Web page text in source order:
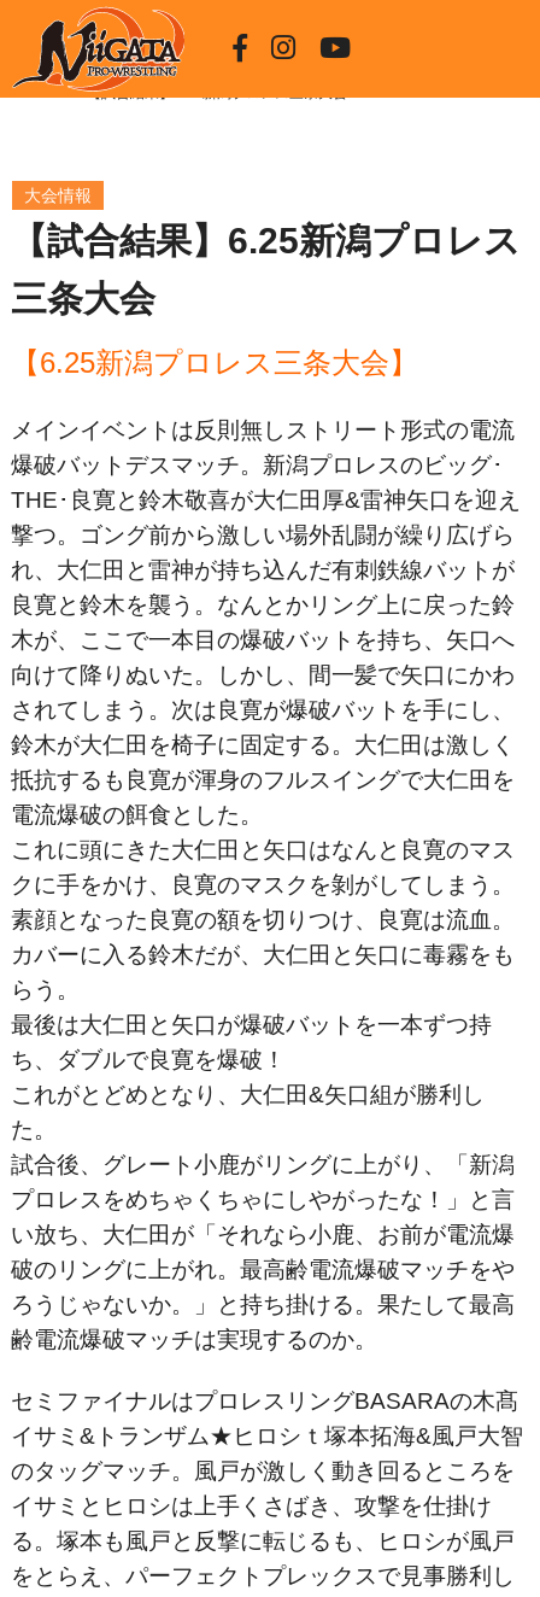
HOME 【試合結果】6.25新潟プロレス三条大会
大会情報
【試合結果】6.25新潟プロレス
三条大会
【6.25新潟プロレス三条大会】
メインイベントは反則無しストリート形式の電流
爆破バットデスマッチ。新潟プロレスのビッグ･
THE･良寛と鈴木敬喜が大仁田厚&雷神矢口を迎え
撃つ。ゴング前から激しい場外乱闘が繰り広げら
れ、大仁田と雷神が持ち込んだ有刺鉄線バットが
良寛と鈴木を襲う。なんとかリング上に戻った鈴
木が、ここで一本目の爆破バットを持ち、矢口へ
向けて降りぬいた。しかし、間一髪で矢口にかわ
されてしまう。次は良寛が爆破バットを手にし、
鈴木が大仁田を椅子に固定する。大仁田は激しく
抵抗するも良寛が渾身のフルスイングで大仁田を
電流爆破の餌食とした。
これに頭にきた大仁田と矢口はなんと良寛のマス
クに手をかけ、良寛のマスクを剝がしてしまう。
素顔となった良寛の額を切りつけ、良寛は流血。
カバーに入る鈴木だが、大仁田と矢口に毒霧をも
らう。
最後は大仁田と矢口が爆破バットを一本ずつ持
ち、ダブルで良寛を爆破！
これがとどめとなり、大仁田&矢口組が勝利し
た。
試合後、グレート小鹿がリングに上がり、「新潟
プロレスをめちゃくちゃにしやがったな！」と言
い放ち、大仁田が「それなら小鹿、お前が電流爆
破のリングに上がれ。最高齢電流爆破マッチをや
ろうじゃないか。」と持ち掛ける。果たして最高
齢電流爆破マッチは実現するのか。
セミファイナルはプロレスリングBASARAの木髙
イサミ&トランザム★ヒロシｔ塚本拓海&風戸大智
のタッグマッチ。風戸が激しく動き回るところを
イサミとヒロシは上手くさばき、攻撃を仕掛け
る。塚本も風戸と反撃に転じるも、ヒロシが風戸
をとらえ、パーフェクトプレックスで見事勝利し